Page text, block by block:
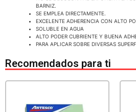
BARNIZ.
SE EMPLEA DIRECTAMENTE.
EXCELENTE ADHERENCIA CON ALTO
SOLUBLE EN AGUA
ALTO PODER CUBRIENTE Y BUENA
PARA APLICAR SOBRE DIVERSAS
Recomendados para ti